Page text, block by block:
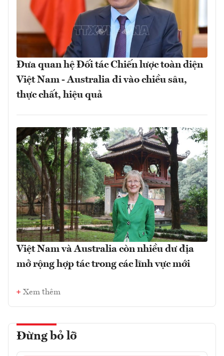
Đưa quan hệ Đối tác Chiến lược toàn diện
Việt Nam - Australia đi vào chiều sâu,
thực chất, hiệu quả
Việt Nam và Australia còn nhiều dư địa
mở rộng hợp tác trong các lĩnh vực mới
Xem thêm
Đừng bỏ lỡ